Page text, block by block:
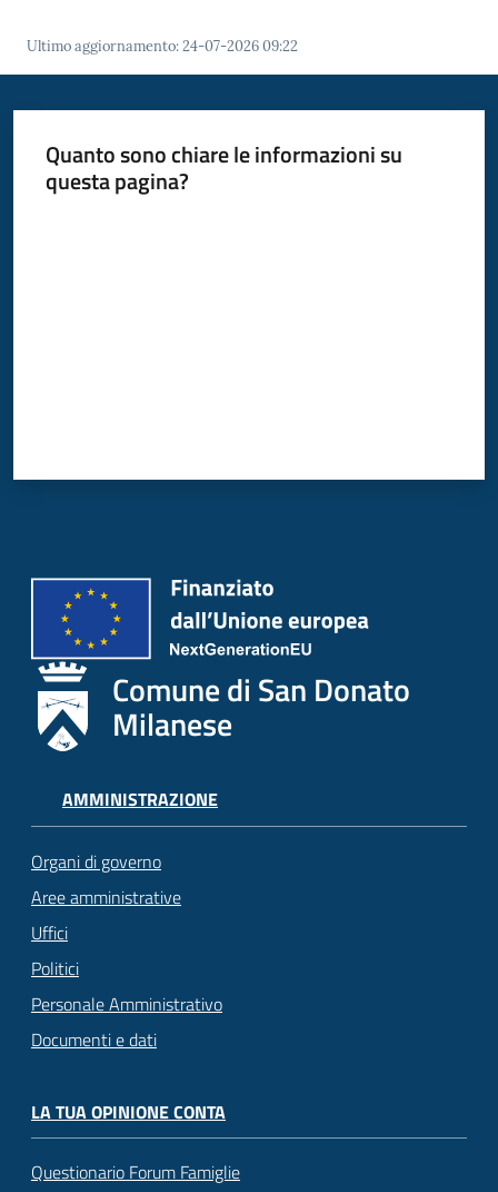
Ultimo aggiornamento:24-07-2026 09:22
Quanto sono chiare le informazioni su
questa pagina?
Comune di San Donato
Milanese
AMMINISTRAZIONE
Organi di governo
Aree amministrative
Uffici
Politici
Personale Amministrativo
Documenti e dati
LA TUA OPINIONE CONTA
Questionario Forum Famiglie